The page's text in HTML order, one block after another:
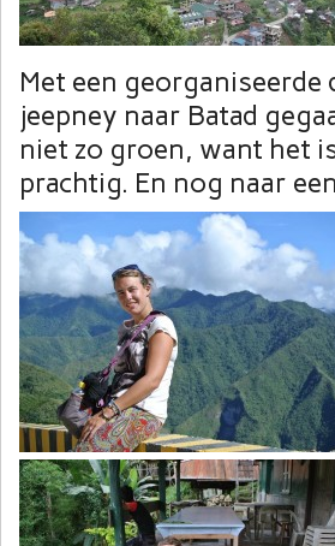
Met een
jeepney naar Batad
niet zo groen, want het
prachtig. En nog naar